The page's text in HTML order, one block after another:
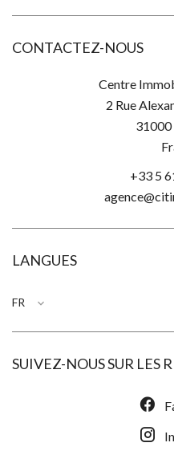
CONTACTEZ-NOUS
Centre
2 Rue
31000
+33 5
LANGUES
FR
SUIVEZ-NOUS SUR LES